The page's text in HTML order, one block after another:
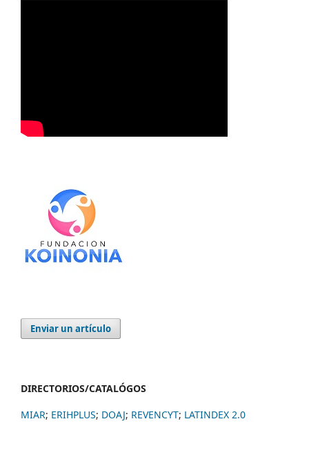
Enviar un artículo
DIRECTORIOS/CATALÓGOS
MIAR; ERIHPLUS; DOAJ; REVENCYT; LATINDEX 2.0